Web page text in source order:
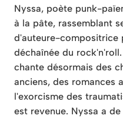
Nyssa, poète punk-
à la pâte, rassemblant
d'auteure-compositrice
déchaînée du
chante désormais des
anciens, des romances
l'exorcisme des
est revenue. Nyssa a